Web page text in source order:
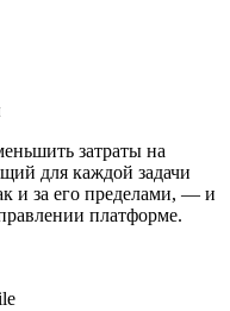
затраты на
для каждой задачи
и за его пределами, — и
платформе.